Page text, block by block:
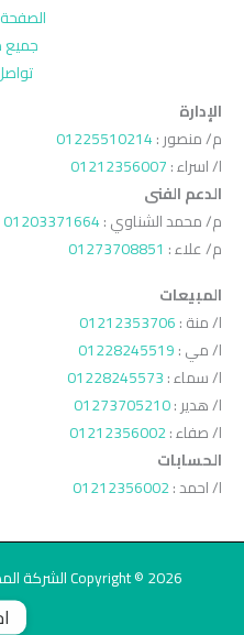
الصفحة
جميع
الإدارة
م/ منصور :01225510214
ا/ اسراء :01212356007
الدعم الفنى
م/ محمد الشناوي :01203371664
م/ علاء : 01273708851
المبيعات
ا/ منة :01212353706
ا/ مي :01228245519
ا/ سماء :01228245573
ا/ هدير :01273705210
ا/ صفاء :01212356002
الحسابات
ا/ احمد :01212356002
Copyright © 2026 الشركة المصرية | Powered by IRISGEEKS